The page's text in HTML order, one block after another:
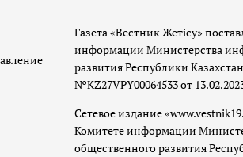
Газета «Вестник Жетісу»
информации Министерства
развития Республики
№KZ27VPY00064533 от
Сетевое издание
Комитете информации
общественного развития